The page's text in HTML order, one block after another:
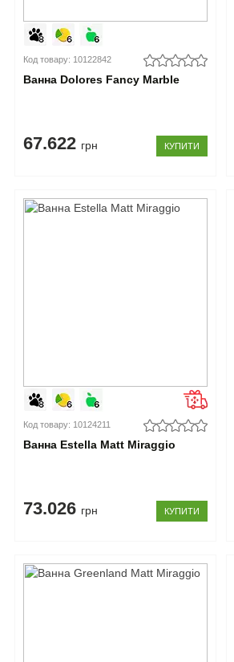
Код товару: 10122842
Ванна Dolores Fancy Marble
67.622 грн КУПИТИ
Код товару: 10124211
Ванна Estella Matt Miraggio
73.026 грн КУПИТИ